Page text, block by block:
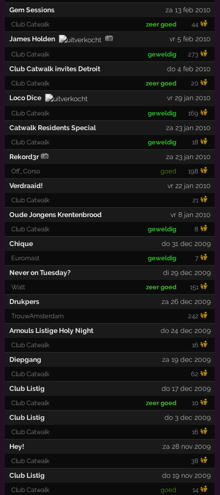
Gem Sessions za 13 feb 2010
Club Catwalk zeer goed 44
James Holden vr 5 feb 2010
Club Catwalk geweldig 273
Club Catwalk invites Detroit do 4 feb 2010
Club Catwalk zeer goed 20
Loco Dice vr 29 jan 2010
Club Catwalk geweldig 169
Catwalk Residents Special za 23 jan 2010
Club Catwalk geweldig 18
Rekord3r za 23 jan 2010
Off_Corso goed 198
Verdraaid! vr 22 jan 2010
Club Catwalk 21
Oude Jongens Krentenbrood vr 8 jan 2010
Club Catwalk geweldig 8
Chique do 31 dec 2009
Euromast geweldig 7
Never on Tuesday? di 29 dec 2009
Watt zeer goed 151
Drukpers za 26 dec 2009
TrouwAmsterdam 242
Arnouls Listige Holy Night do 24 dec 2009
Club Catwalk 16
Diepgang za 19 dec 2009
Club Catwalk 62
Club Listig do 17 dec 2009
Club Catwalk zeer goed 10
Club Listig do 3 dec 2009
Club Catwalk 16
Hey! za 28 nov 2009
Club Catwalk 38
Club Listig do 19 nov 2009
Club Catwalk goed 14